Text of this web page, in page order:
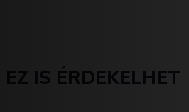
EZ IS ÉRDEKELHET